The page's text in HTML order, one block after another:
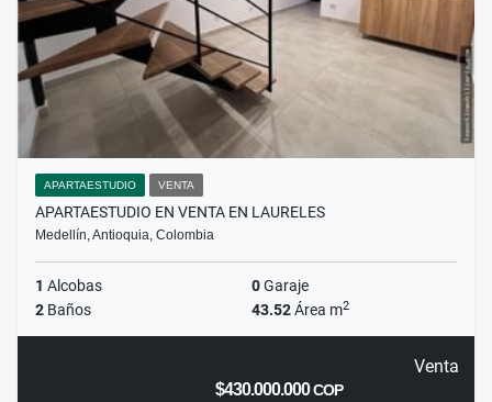
APARTAESTUDIO VENTA
APARTAESTUDIO EN VENTA EN LAURELES
Medellín, Antioquia, Colombia
1 Alcobas 0Garaje
2 Baños 43.52Área m2
Venta
$430.000.000COP